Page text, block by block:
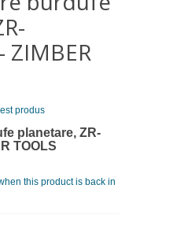
ZIMBER
produs
planetare, ZR-
TOOLS
this product is back in